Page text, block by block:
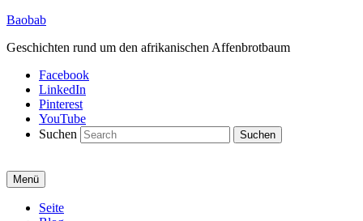
Baobab
Geschichten rund um den afrikanischen Affenbrotbaum
Facebook
LinkedIn
Pinterest
YouTube
Suchen
Menü
Primäres
Seite